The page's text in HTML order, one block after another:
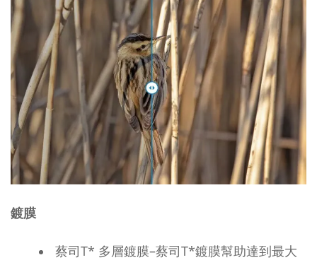
鍍膜
蔡司T* 多層鍍膜–蔡司T*鍍膜幫助達到最大